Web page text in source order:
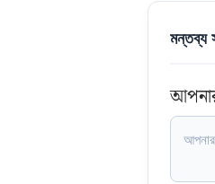
মন্তব্য